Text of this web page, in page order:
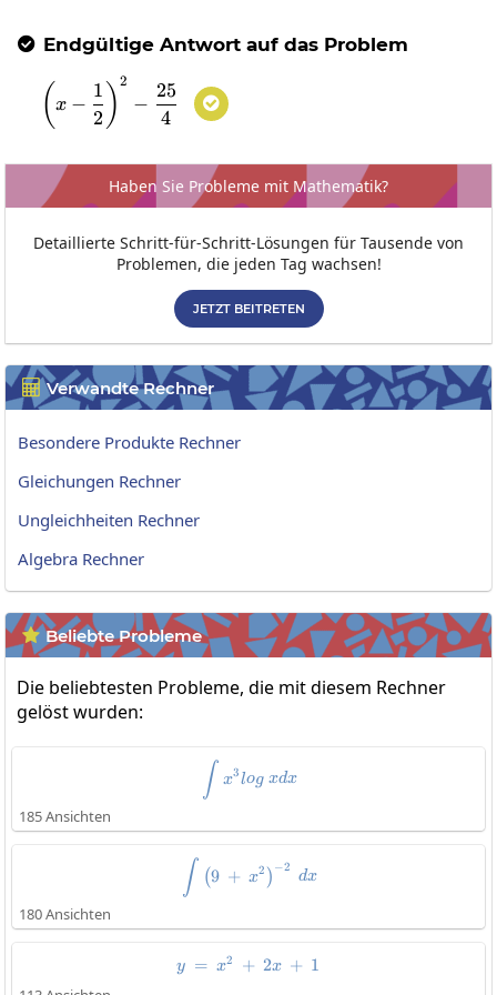
 Endgültige Antwort auf das Problem
\left(x-\frac{1}{2}\right)^2-\frac{25}{4}
( x −
2
1 ) 2
−
4
25

Haben Sie Probleme mit Mathematik?
Detaillierte Schritt-für-Schritt-Lösungen für Tausende von
Problemen, die jeden Tag wachsen!
JETZT BEITRETEN
 Verwandte Rechner
Besondere Produkte Rechner
Gleichungen Rechner
Ungleichheiten Rechner
Algebra Rechner
 Beliebte Probleme
Die beliebtesten Probleme, die mit diesem Rechner
gelöst wurden:
\int x^3log\:xdx
∫ x3log xdx
185 Ansichten
\int\left(9\:+\:x^2\right)^{-
∫ (9 + x2 )
−2
dx
180 Ansichten
y\:=\:x^2\:+\:2x\:+\:1\:
y = x2 + 2x + 1